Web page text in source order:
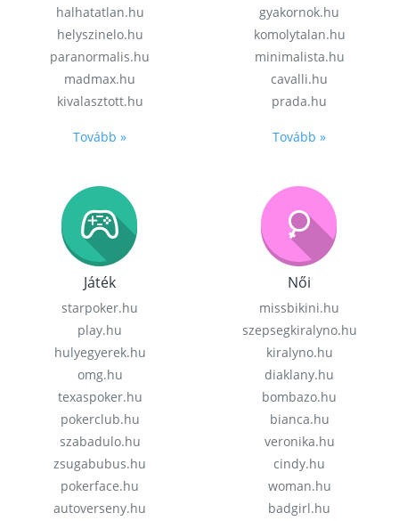
halhatatlan.hu
helyszinelo.hu
paranormalis.hu
madmax.hu
kivalasztott.hu
Tovább »
gyakornok.hu
komolytalan.hu
minimalista.hu
cavalli.hu
prada.hu
Tovább »
Játék
starpoker.hu
play.hu
hulyegyerek.hu
omg.hu
texaspoker.hu
pokerclub.hu
szabadulo.hu
zsugabubus.hu
pokerface.hu
autoverseny.hu
Női
missbikini.hu
szepsegkiralyno.hu
kiralyno.hu
diaklany.hu
bombazo.hu
bianca.hu
veronika.hu
cindy.hu
woman.hu
badgirl.hu